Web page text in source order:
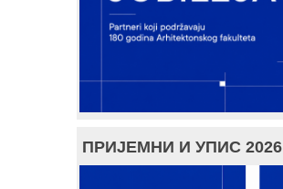
ПРИЈЕМНИ И УПИС 2026